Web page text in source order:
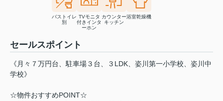
バストイレ
別
TVモニタ
付きインタ
ーホン
カウンター
キッチン
浴室乾燥機
セールスポイント
《月々７万円台、駐車場３台、３LDK、姿川第一小学校、姿川中
学校》
☆物件おすすめPOINT☆